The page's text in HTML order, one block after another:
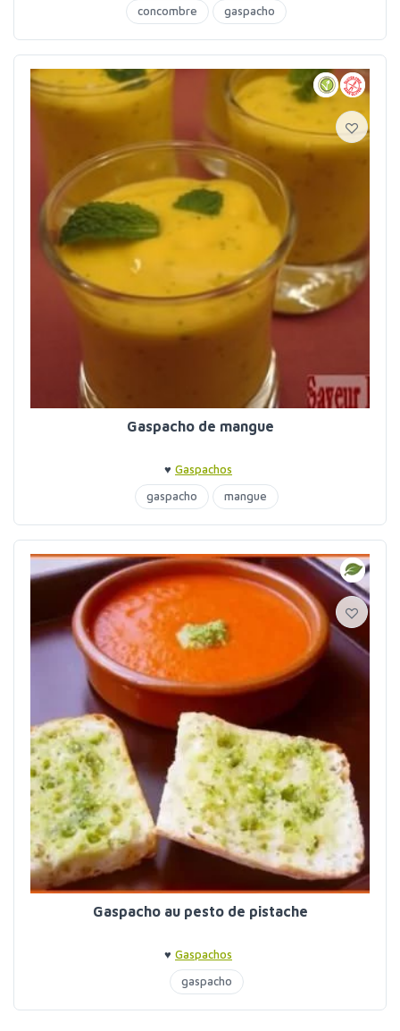
concombre
gaspacho
Gaspacho de mangue
♥ Gaspachos
gaspacho
mangue
Gaspacho au pesto de pistache
♥ Gaspachos
gaspacho